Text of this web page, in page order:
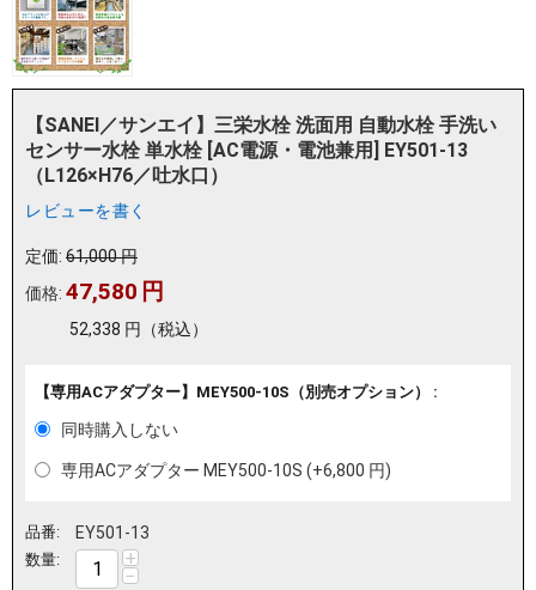
【SANEI／サンエイ】三栄水栓 洗面用 自動水栓 手洗い
センサー水栓 単水栓 [AC電源・電池兼用] EY501-13
（L126×H76／吐水口）
レビューを書く
定価: 61,000円
価格: 47,580 円
52,338 円 （税込）
【専用ACアダプター】MEY500-10S（別売オプション） :
同時購入しない
専用ACアダプター MEY500-10S (+6,800 円)
品番: EY501-13
数量: +
−